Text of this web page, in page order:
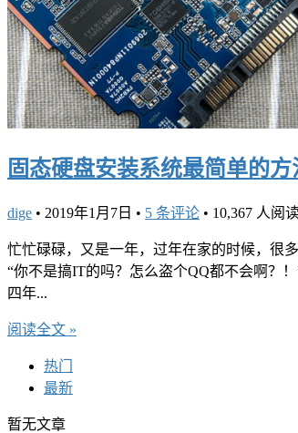
固态硬盘安装系统最简单的方
dige • 2019年1月7日 • 5 条评论 • 10,367 人阅
忙忙碌碌，又是一年，过年在家的时候，很
“你不是搞IT的吗？怎么盗个QQ都不会啊？
四年...
阅读全文 »
热门
最新
暂无文章